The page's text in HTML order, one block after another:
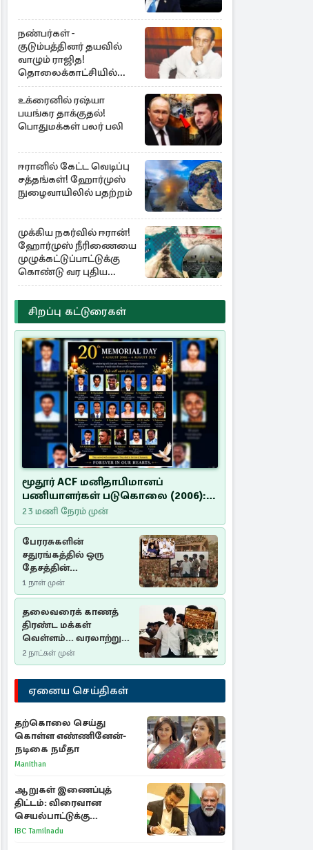
நண்பர்கள் -
குடும்பத்தினர் தயவில்
வாழும் ராஜித!
தொலைக்காட்சியில்
குமுறல்
உக்ரைனில் ரஷ்யா
பயங்கர தாக்குதல்!
பொதுமக்கள் பலர் பலி
ஈரானில் கேட்ட வெடிப்பு
சத்தங்கள்! ஹோர்முஸ்
நுழைவாயிலில் பதற்றம்
முக்கிய நகர்வில் ஈரான்!
ஹோர்முஸ் நீரிணையை
முழுக்கட்டுப்பாட்டுக்கு
கொண்டு வர புதிய
சட்டமூலம்
சிறப்பு கட்டுரைகள்
மூதூர் ACF மனிதாபிமானப்
பணியாளர்கள் படுகொலை (2006):
20 ஆண்டுகளாகியும் நீதி
மறுக்கப்பட்ட மனிதாபிமானப்
பேரவலம்
23 மணி நேரம் முன்
பேரரசுகளின்
சதுரங்கத்தில் ஒரு
தேசத்தின்
தீர்க்கதரிசனம் :
சுதுமலை பிரகடனம்
ஒரு வரலாற்றுப் பாடம்
1 நாள் முன்
தலைவரைக் காணத்
திரண்ட மக்கள்
வெள்ளம்... வரலாற்றுச்
சிறப்புமிக்க சுதுமலைப்
பிரகடனம்…
2 நாட்கள் முன்
ஏனைய செய்திகள்
தற்கொலை செய்து
கொள்ள எண்ணினேன்-
நடிகை நமீதா
Manithan
ஆறுகள் இணைப்புத்
திட்டம்: விரைவான
செயல்பாட்டுக்கு
பிரதமருக்கு முதலமைச்சர்
IBC Tamilnadu